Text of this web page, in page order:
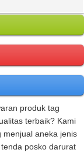
produk tag
terbaik? Kami
menjual aneka jenis
posko darurat